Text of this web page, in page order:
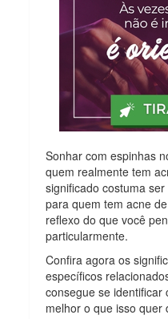
Sonhar com espinhas
quem realmente tem
significado costuma
para quem tem acne
reflexo do que você
particularmente.
Confira agora os
específicos
consegue se identificar
melhor o que isso quer